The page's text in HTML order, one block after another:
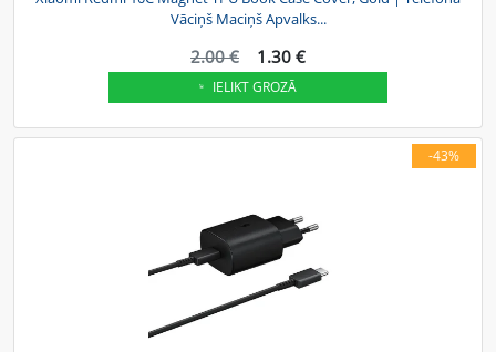
Vāciņš Maciņš Apvalks...
2.00 € 1.30 €
IELIKT GROZĀ
-43%